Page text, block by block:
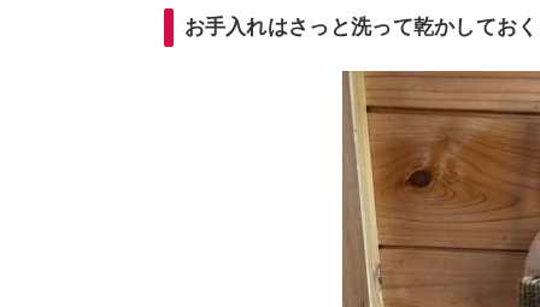
お手入れはさっと洗って乾かしてお